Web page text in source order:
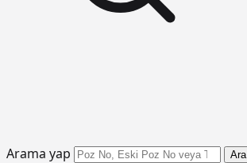
Arama yap Ara